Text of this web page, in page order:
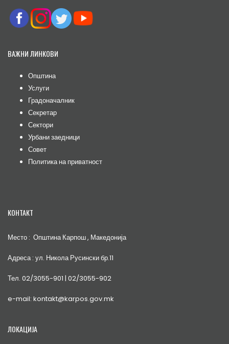
ВАЖНИ ЛИНКОВИ
Општина
Услуги
Градоначалник
Секретар
Сектори
Урбани заедници
Совет
Политика на приватност
КОНТАКТ
Место : Општина Карпош , Македонија
Адреса : ул. Никола Русински бр.11
Тел. 02/3055-901 | 02/3055-902
e-mail: kontakt@karpos.gov.mk
ЛОКАЦИЈА